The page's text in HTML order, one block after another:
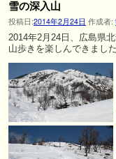
雪の深入山
投稿日:2014年2月24日 作成者:
2014年2月24日、広島県
山歩きを楽しんできました